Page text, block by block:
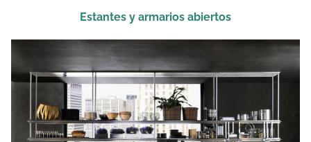
Estantes y armarios abiertos